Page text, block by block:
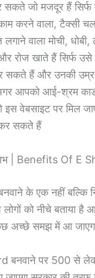
सकते जो मजदूर हैं
करने वाला, टैक्सी
वाला मोची,
रोज खाते हैं सिर्फ उसे
सकते हैं और उनकी
आपको आई-श्रम
इस वेबसाइट पर मिल
सकते हैं
| Benefits Of E
के एक नहीं बल्कि
को नीचे बताया है
अच्छे समझ में आ
बनवाने पर 500 से